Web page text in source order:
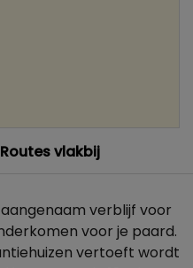
Routes vlakbij
verblijf voor
voor je paard.
vertoeft wordt